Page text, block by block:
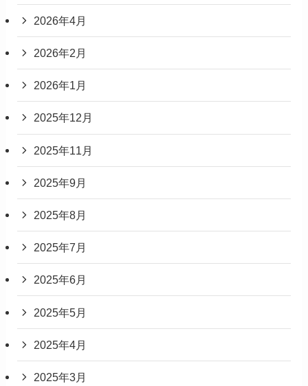
2026年4月
2026年2月
2026年1月
2025年12月
2025年11月
2025年9月
2025年8月
2025年7月
2025年6月
2025年5月
2025年4月
2025年3月